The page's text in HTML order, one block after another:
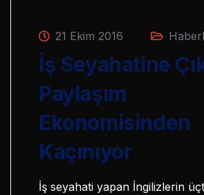
21 Ekim 2016
İş Seyahatine
Paylaşım
Ekonomisinden
Kaçınıyor
İş seyahati yapan İngilizlerin